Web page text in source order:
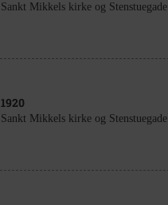
Sankt Mikkels kirke og Stenstuegade
1920
Sankt Mikkels kirke og Stenstuegade